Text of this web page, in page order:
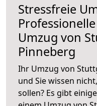
Stressfreie
Umzug von
Pinneberg
Ihr Umzug von
und Sie wissen
sollen? Es gibt